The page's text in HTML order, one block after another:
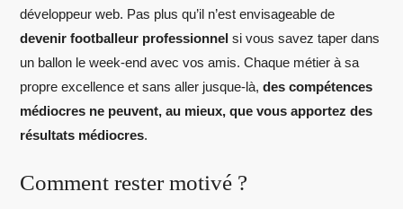
développeur web. Pas plus qu’il n’est envisageable de
devenir footballeur professionnel si vous savez taper dans
un ballon le week-end avec vos amis. Chaque métier à sa
propre excellence et sans aller jusque-là, des compétences
médiocres ne peuvent, au mieux, que vous apportez des
résultats médiocres.
Comment rester motivé ?